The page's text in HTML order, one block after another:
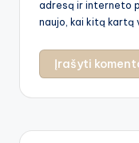
adresą ir interneto
naujo, kai kitą kartą